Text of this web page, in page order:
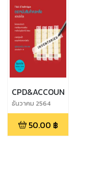
CPD&ACCOUNT
ธันวาคม 2564
50.00 ฿